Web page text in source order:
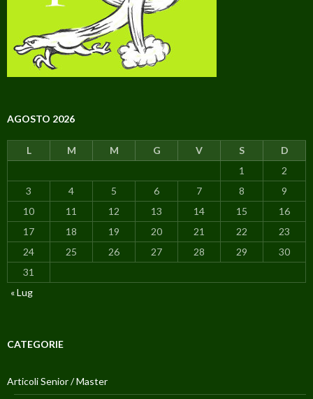
AGOSTO 2026
L M M G V S
D
1
2
3
4 5 6 7 8
9
10
11 12 13 14 15
16
17
18 19 20 21 22
23
24
25 26 27 28 29
30
31
« Lug
CATEGORIE
Articoli Senior / Master